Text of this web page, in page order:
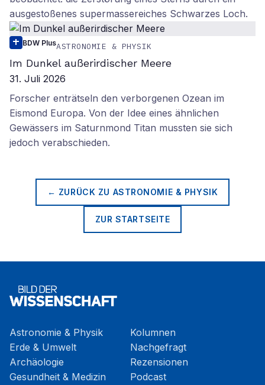
ausgestoßenes supermassereiches Schwarzes Loch.
BDW PlusASTRONOMIE & PHYSIK
Im Dunkel außerirdischer Meere
31. Juli 2026
Forscher enträtseln den verborgenen Ozean im
Eismond Europa. Von der Idee eines ähnlichen
Gewässers im Saturnmond Titan mussten sie sich
jedoch verabschieden.
← ZURÜCK ZU ASTRONOMIE & PHYSIK
ZUR STARTSEITE
Astronomie & Physik
Erde & Umwelt
Archäologie
Gesundheit & Medizin
Kolumnen
Nachgefragt
Rezensionen
Podcast